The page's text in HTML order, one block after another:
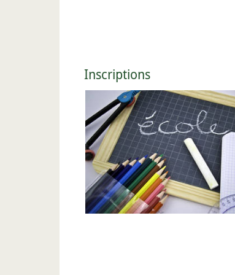
Inscriptions